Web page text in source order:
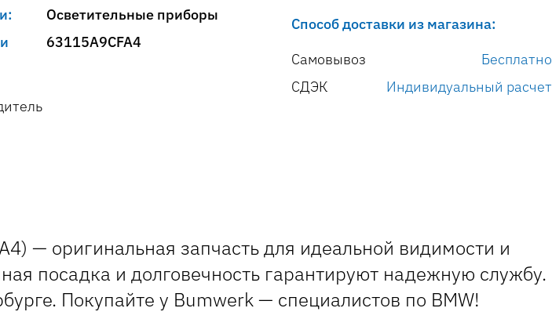
Осветительные приборы
63115A9CFA4
— оригинальная запчасть для идеальной видимости и
посадка и долговечность гарантируют надежную службу.
Покупайте у Bumwerk — специалистов по BMW!
Способ доставки из магазина:
Самовывоз
Бесплатно
СДЭК
Индивидуальный расчет